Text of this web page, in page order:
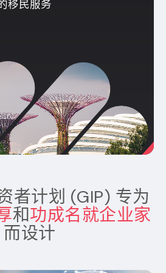
移民服务
者计划 (GIP) 专为
和功成名就企业家
而设计